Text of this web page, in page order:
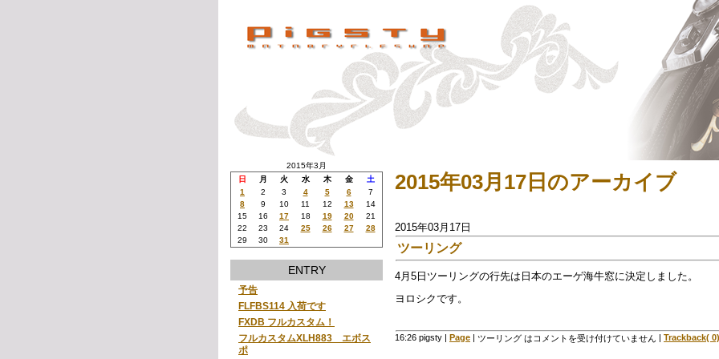
2015年3月
日
月 火 水 木 金
土
1
2 3 4 5 6
7
8
9 10 11 12 13
14
15
16 17 18 19 20
21
22
23 24 25 26 27
28
29
30 31
ENTRY
予告
FLFBS114 入荷です
FXDB フルカスタム！
フルカスタムXLH883 エボス
ポ
2015年03月17日のアーカイブ
2015年03月17日
ツーリング
4月5日ツーリングの行先は日本のエーゲ海牛窓に決定しました。
ヨロシクです。
16:26 pigsty | Page | ツーリング は コメントを受け付けていません | Trackback( 0)